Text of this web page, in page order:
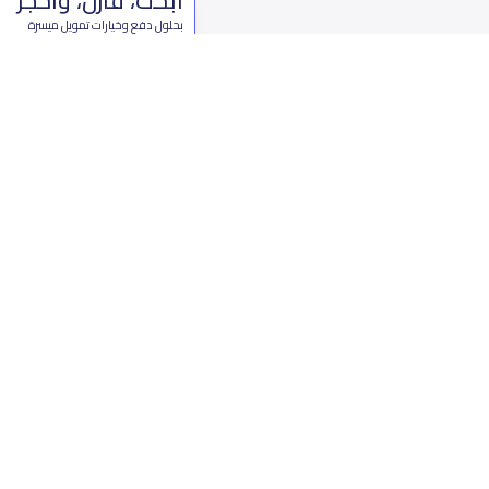
بحلول دفع وخيارات تمويل ميسرة